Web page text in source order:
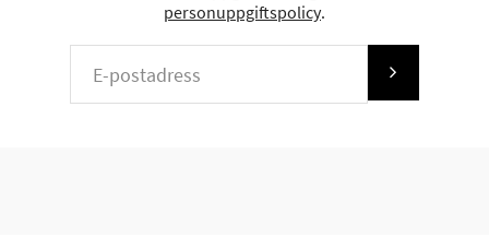
personuppgiftspolicy.